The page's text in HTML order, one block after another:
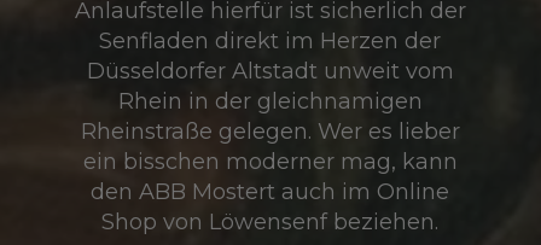
Anlaufstelle hierfür ist sicherlich der
Senfladen direkt im Herzen der
Düsseldorfer Altstadt unweit vom
Rhein in der gleichnamigen
Rheinstraße gelegen. Wer es lieber
ein bisschen moderner mag, kann
den ABB Mostert auch im Online
Shop von Löwensenf beziehen.